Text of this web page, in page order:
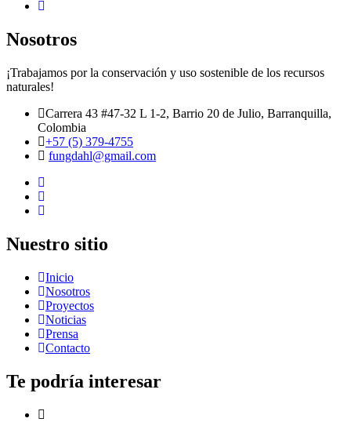
Nosotros
¡Trabajamos por la conservación y uso sostenible de los recursos
naturales!
Carrera 43 #47-32 L 1-2, Barrio 20 de Julio, Barranquilla,
Colombia
+57 (5) 379-4755
fungdahl@gmail.com
Nuestro sitio
Inicio
Nosotros
Proyectos
Noticias
Prensa
Contacto
Te podría interesar